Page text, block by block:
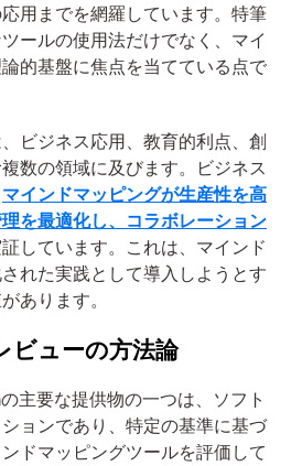
用までを網羅しています。特筆
ールの使用法だけでなく、マイ
的基盤に焦点を当てている点で
ビジネス応用、教育的利点、創
数の領域に及びます。ビジネス
マインドマッピングが生産性を高
を最適化し、コラボレーション
しています。これは、マインド
れた実践として導入しようとす
あります。
ビューの方法論
主要な提供物の一つは、ソフト
ョンであり、特定の基準に基づ
ドマッピングツールを評価して